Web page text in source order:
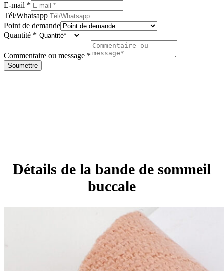
E-mail *
Tél/Whatsapp
Point de demande
Quantité *
Commentaire ou message *
Soumettre
Détails de la bande de sommeil
buccale